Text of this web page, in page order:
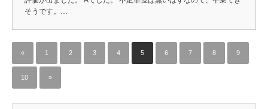
そうです。…
« 1 2 3 4 5 6 7 8 9
10 »